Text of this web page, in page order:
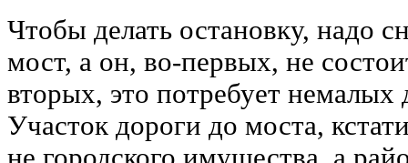
Чтобы делать остановку, надо
мост, а он, во-первых, не
вторых, это потребует немалых
Участок дороги до моста,